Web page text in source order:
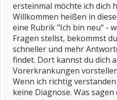
ersteinmal möchte ich dich
Willkommen heißen in
eine Rubrik "Ich bin neu" -
Fragen stellst, bekommst
schneller und mehr
findet. Dort kannst du dich
Vorerkrankungen
Wenn ich richtig
keine Diagnose. Was